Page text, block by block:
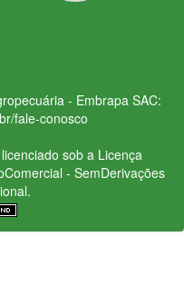
- Embrapa SAC:
fale-conosco
sob a Licença
- SemDerivações